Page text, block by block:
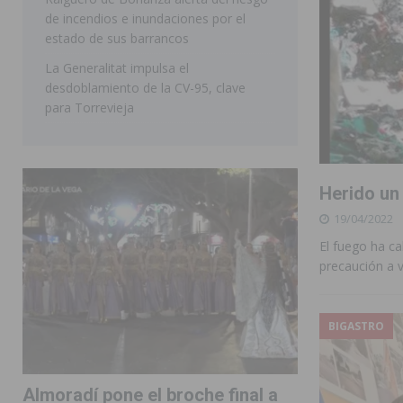
Herido
19/04/2022
El fuego ha
precaución a
BIGASTRO
de incendios e inundaciones por el
estado de sus barrancos
La Generalitat impulsa el
desdoblamiento de la CV-95, clave
para Torrevieja
Almoradí pone el broche final a